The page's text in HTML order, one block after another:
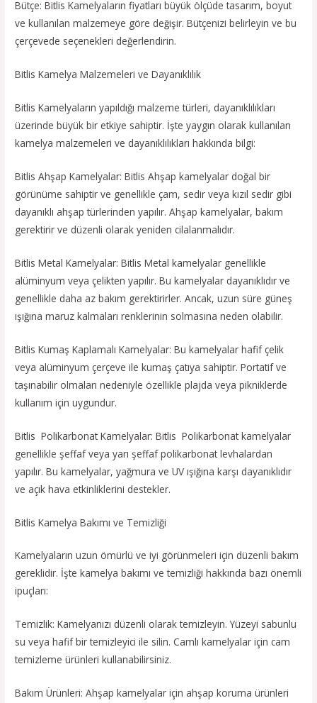
Bütçe: Bitlis Kamelyaların fiyatları büyük ölçüde tasarım, boyut
ve kullanılan malzemeye göre değişir. Bütçenizi belirleyin ve bu
çerçevede seçenekleri değerlendirin.
Bitlis Kamelya Malzemeleri ve Dayanıklılık
Bitlis Kamelyaların yapıldığı malzeme türleri, dayanıklılıkları
üzerinde büyük bir etkiye sahiptir. İşte yaygın olarak kullanılan
kamelya malzemeleri ve dayanıklılıkları hakkında bilgi:
Bitlis Ahşap Kamelyalar: Bitlis Ahşap kamelyalar doğal bir
görünüme sahiptir ve genellikle çam, sedir veya kızıl sedir gibi
dayanıklı ahşap türlerinden yapılır. Ahşap kamelyalar, bakım
gerektirir ve düzenli olarak yeniden cilalanmalıdır.
Bitlis Metal Kamelyalar: Bitlis Metal kamelyalar genellikle
alüminyum veya çelikten yapılır. Bu kamelyalar dayanıklıdır ve
genellikle daha az bakım gerektirirler. Ancak, uzun süre güneş
ışığına maruz kalmaları renklerinin solmasına neden olabilir.
Bitlis Kumaş Kaplamalı Kamelyalar: Bu kamelyalar hafif çelik
veya alüminyum çerçeve ile kumaş çatıya sahiptir. Portatif ve
taşınabilir olmaları nedeniyle özellikle plajda veya pikniklerde
kullanım için uygundur.
Bitlis Polikarbonat Kamelyalar: Bitlis Polikarbonat kamelyalar
genellikle şeffaf veya yarı şeffaf polikarbonat levhalardan
yapılır. Bu kamelyalar, yağmura ve UV ışığına karşı dayanıklıdır
ve açık hava etkinliklerini destekler.
Bitlis Kamelya Bakımı ve Temizliği
Kamelyaların uzun ömürlü ve iyi görünmeleri için düzenli bakım
gereklidir. İşte kamelya bakımı ve temizliği hakkında bazı önemli
ipuçları:
Temizlik: Kamelyanızı düzenli olarak temizleyin. Yüzeyi sabunlu
su veya hafif bir temizleyici ile silin. Camlı kamelyalar için cam
temizleme ürünleri kullanabilirsiniz.
Bakım Ürünleri: Ahşap kamelyalar için ahşap koruma ürünleri